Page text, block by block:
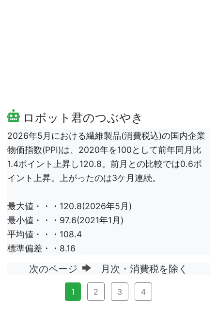
ロボット君のつぶやき
2026年5月における繊維製品(消費税込)の国内企業
物価指数(PPI)は、2020年を100として前年同月比
1.4ポイント上昇し120.8。前月との比較では0.6ポ
イント上昇。上がったのは3ケ月連続。
最大値・・・120.8(2026年5月)
最小値・・・97.6(2021年1月)
平均値・・・108.4
標準偏差・・8.16
次のページ 月次・消費税を除く
1 2 3 4